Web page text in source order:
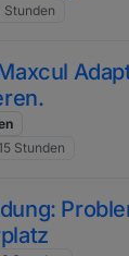
Stunden
Stunden